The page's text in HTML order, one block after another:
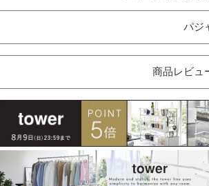
パジ
商品レビュ